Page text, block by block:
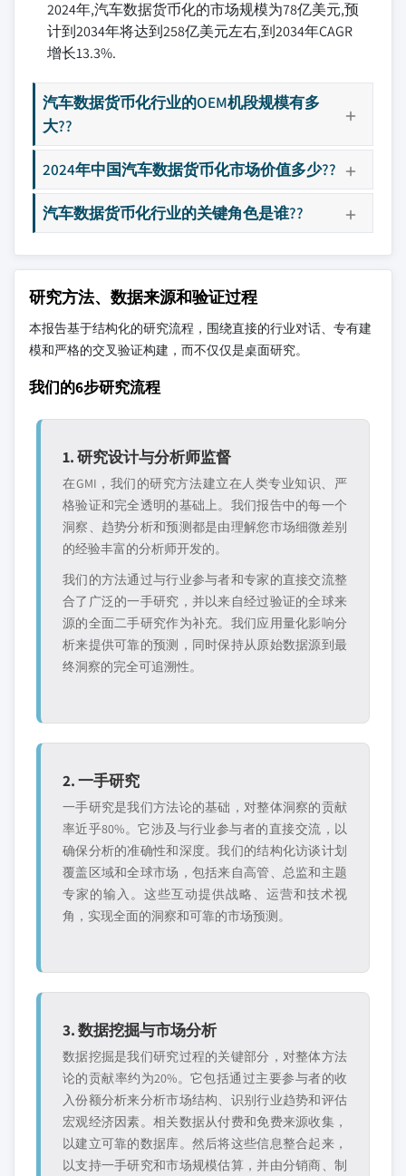
2024年,汽车数据货币化的市场规模为78亿美元,预
计到2034年将达到258亿美元左右,到2034年CAGR
增长13.3%.
汽车数据货币化行业的OEM机段规模有多
大??
2024年中国汽车数据货币化市场价值多少??
汽车数据货币化行业的关键角色是谁??
研究方法、数据来源和验证过程
本报告基于结构化的研究流程，围绕直接的行业对话、专有建
模和严格的交叉验证构建，而不仅仅是桌面研究。
我们的6步研究流程
1. 研究设计与分析师监督
在GMI，我们的研究方法建立在人类专业知识、严
格验证和完全透明的基础上。我们报告中的每一个
洞察、趋势分析和预测都是由理解您市场细微差别
的经验丰富的分析师开发的。
我们的方法通过与行业参与者和专家的直接交流整
合了广泛的一手研究，并以来自经过验证的全球来
源的全面二手研究作为补充。我们应用量化影响分
析来提供可靠的预测，同时保持从原始数据源到最
终洞察的完全可追溯性。
2. 一手研究
一手研究是我们方法论的基础，对整体洞察的贡献
率近乎80%。它涉及与行业参与者的直接交流，以
确保分析的准确性和深度。我们的结构化访谈计划
覆盖区域和全球市场，包括来自高管、总监和主题
专家的输入。这些互动提供战略、运营和技术视
角，实现全面的洞察和可靠的市场预测。
3. 数据挖掘与市场分析
数据挖掘是我们研究过程的关键部分，对整体方法
论的贡献率约为20%。它包括通过主要参与者的收
入份额分析来分析市场结构、识别行业趋势和评估
宏观经济因素。相关数据从付费和免费来源收集，
以建立可靠的数据库。然后将这些信息整合起来，
以支持一手研究和市场规模估算，并由分销商、制